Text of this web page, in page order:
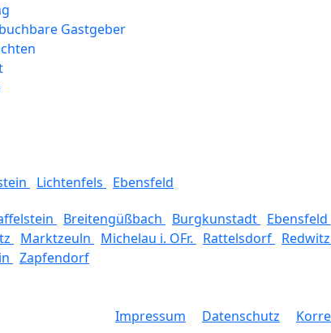
Gastgeber
Lichtenfels Ebensfeld
Breitengüßbach Burgkunstadt Ebensfeld
Marktzeuln Michelau i. OFr. Rattelsdorf Redwitz
Zapfendorf
Impressum Datenschutz